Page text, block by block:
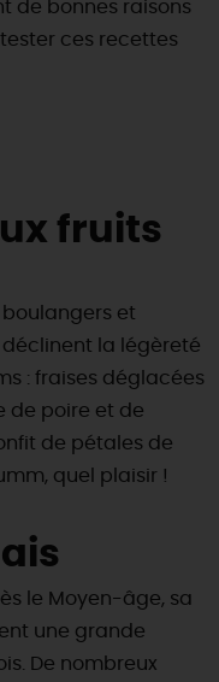
de bonnes raisons
ces recettes
fruits
et
la légèreté
: fraises déglacées
de poire et de
de pétales de
quel plaisir !
le Moyen-âge, sa
une grande
De nombreux